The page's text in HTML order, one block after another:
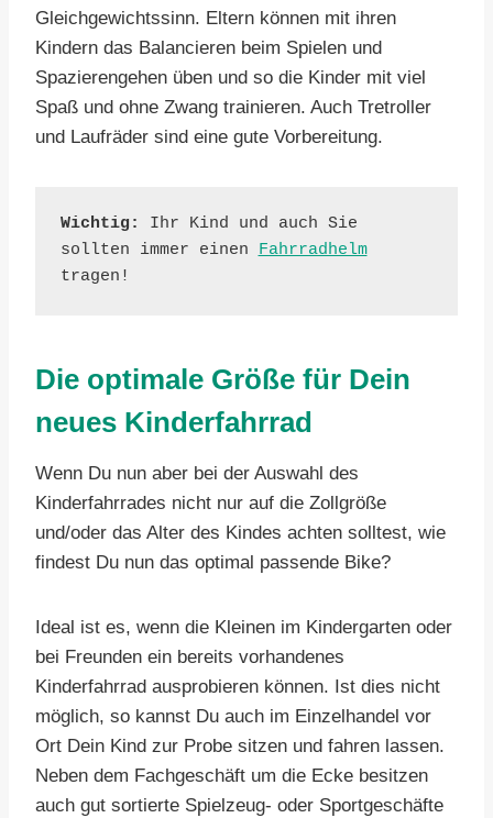
Gleichgewichtssinn. Eltern können mit ihren
Kindern das Balancieren beim Spielen und
Spazierengehen üben und so die Kinder mit viel
Spaß und ohne Zwang trainieren. Auch Tretroller
und Laufräder sind eine gute Vorbereitung.
Wichtig:
Ihr Kind und auch Sie
sollten immer einen Fahrradhelm
tragen!
Die optimale Größe für Dein
neues Kinderfahrrad
Wenn Du nun aber bei der Auswahl des
Kinderfahrrades nicht nur auf die Zollgröße
und/oder das Alter des Kindes achten solltest, wie
findest Du nun das optimal passende Bike?
Ideal ist es, wenn die Kleinen im Kindergarten oder
bei Freunden ein bereits vorhandenes
Kinderfahrrad ausprobieren können. Ist dies nicht
möglich, so kannst Du auch im Einzelhandel vor
Ort Dein Kind zur Probe sitzen und fahren lassen.
Neben dem Fachgeschäft um die Ecke besitzen
auch gut sortierte Spielzeug- oder Sportgeschäfte